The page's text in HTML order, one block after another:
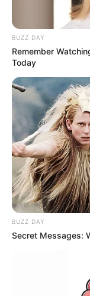
BUZZ DAY
Remember
Today
BUZZ DAY
Secret Messages: